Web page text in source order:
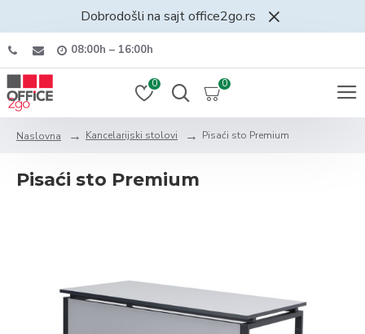
Dobrodošli na sajt office2go.rs
08:00h – 16:00h
0 0
Naslovna Kancelarijski stolovi Pisaći sto Premium
Pisaći sto Premium